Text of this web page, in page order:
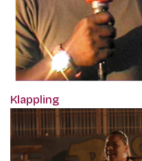
Klappling